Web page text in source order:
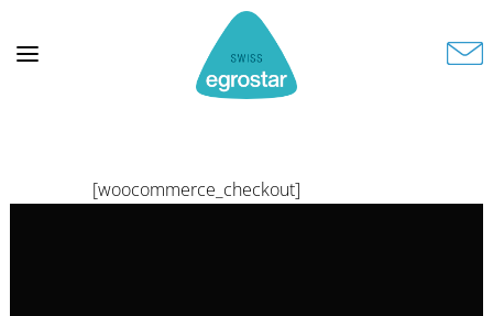
[woocommerce_checkout]